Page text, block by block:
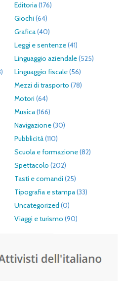
Editoria(176)
Giochi (64)
Grafica(40)
Leggi e sentenze(41)
Linguaggio aziendale(525)
Linguaggio fiscale(56)
Mezzi di trasporto (78)
Motori (64)
Musica(166)
Navigazione(30)
Pubblicità(110)
Scuola e formazione(82)
Spettacolo (202)
Tasti e comandi (25)
Tipografia e stampa(33)
Uncategorized (0)
Viaggi e turismo (90)